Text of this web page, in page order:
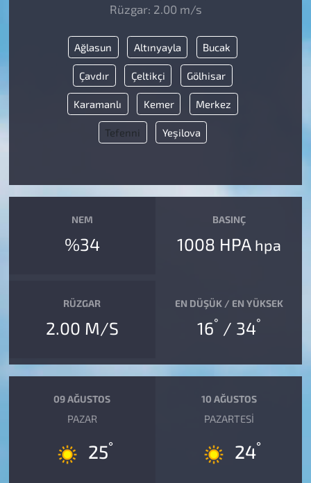
Rüzgar: 2.00 m/s
Ağlasun Altınyayla Bucak
Çavdır Çeltikçi Gölhisar
Karamanlı Kemer Merkez
Tefenni Yeşilova
NEM
%34
BASINÇ
1008 HPA hpa
RÜZGAR
2.00 M/S
EN DÜŞÜK / EN YÜKSEK
16° / 34°
09 AĞUSTOS
PAZAR
25°
10 AĞUSTOS
PAZARTESI
24°